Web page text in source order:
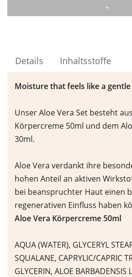
Details Inhaltsstoffe
Moisture that feels like a
Unser Aloe Vera Set besteht
Körpercreme 50ml und dem
30ml.
Aloe Vera verdankt ihre
hohen Anteil an aktiven
bei beanspruchter Haut einen
regenerativen Einfluss haben
Aloe Vera Körpercreme 50ml
AQUA (WATER), GLYCERYL
SQUALANE, CAPRYLIC/CAPRIC
GLYCERIN, ALOE BARBADENSIS